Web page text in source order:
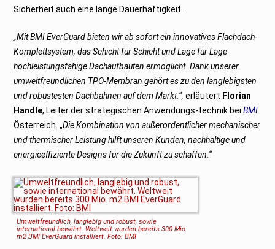
Sicherheit auch eine lange Dauerhaftigkeit.
„Mit BMI EverGuard bieten wir ab sofort ein innovatives Flachdach-
Komplettsystem, das Schicht für Schicht und Lage für Lage
hochleistungsfähige Dachaufbauten ermöglicht. Dank unserer
umweltfreundlichen TPO-Membran gehört es zu den langlebigsten
und robustesten Dachbahnen auf dem Markt.“, erläutert Florian
Handle, Leiter der strategischen Anwendungs-technik beiBMI
Österreich. „Die Kombination von außerordentlicher mechanischer
und thermischer Leistung hilft unseren Kunden, nachhaltige und
energieeffiziente Designs für die Zukunft zu schaffen.“
Umweltfreundlich, langlebig und robust, sowie
international bewährt. Weltweit wurden bereits 300 Mio.
m2 BMI EverGuard installiert. Foto: BMI